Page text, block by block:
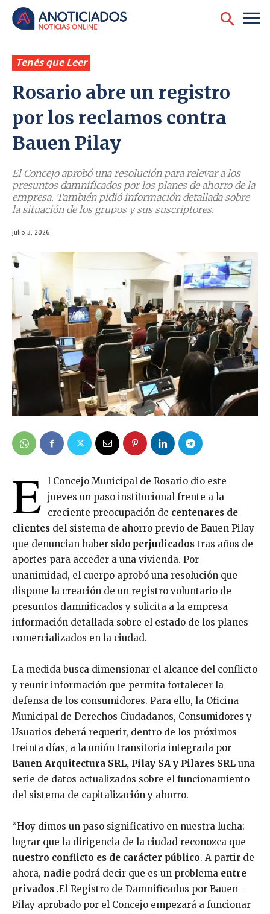
Tenés que Leer
Rosario abre un registro
por los reclamos contra
Bauen Pilay
El Concejo aprobó una resolución para relevar a los
presuntos damnificados por los planes de ahorro de la
empresa. También pidió información detallada sobre
la situación de los grupos y sus suscriptores.
julio 3, 2026
E l Concejo Municipal de Rosario dio este
jueves un paso institucional frente a la
creciente preocupación de centenares de
clientes del sistema de ahorro previo de Bauen Pilay
que denuncian haber sido perjudicados tras años de
aportes para acceder a una vivienda. Por
unanimidad, el cuerpo aprobó una resolución que
dispone la creación de un registro voluntario de
presuntos damnificados y solicita a la empresa
información detallada sobre el estado de los planes
comercializados en la ciudad.
La medida busca dimensionar el alcance del conflicto
y reunir información que permita fortalecer la
defensa de los consumidores. Para ello, la Oficina
Municipal de Derechos Ciudadanos, Consumidores y
Usuarios deberá requerir, dentro de los próximos
treinta días, a la unión transitoria integrada por
Bauen Arquitectura SRL, Pilay SA y Pilares SRL una
serie de datos actualizados sobre el funcionamiento
del sistema de capitalización y ahorro.
“Hoy dimos un paso significativo en nuestra lucha:
lograr que la dirigencia de la ciudad reconozca que
nuestro conflicto es de carácter público. A partir de
ahora, nadie podrá decir que es un problema entre
privados .El Registro de Damnificados por Bauen-
Pilay aprobado por el Concejo empezará a funcionar